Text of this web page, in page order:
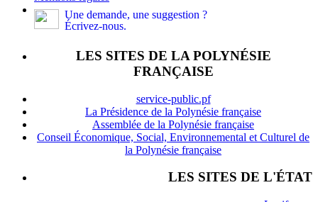
Une demande, une suggestion ?
Écrivez-nous.
LES SITES DE LA POLYNÉSIE
FRANÇAISE
service-public.pf
La Présidence de la Polynésie française
Assemblée de la Polynésie française
Conseil Économique, Social, Environnemental et Culturel de
la Polynésie française
LES SITES DE L'ÉTAT